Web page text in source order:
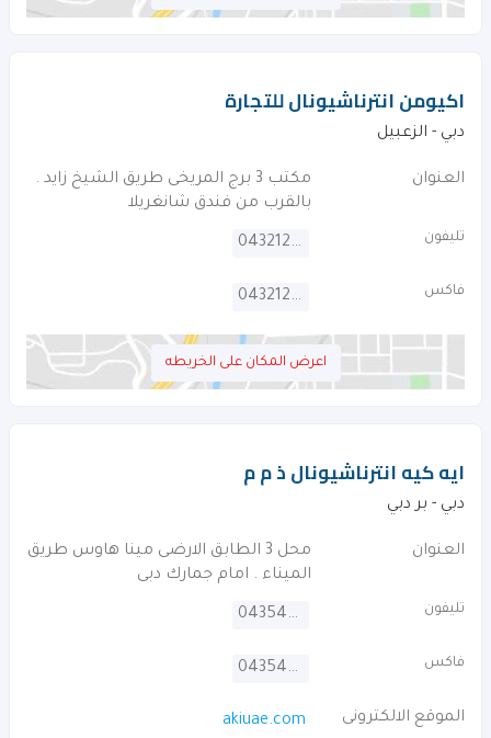
اكيومن انترناشيونال للتجارة
دبي - الزعبيل
العنوان
مكتب 3 برج المريخى طريق الشيخ زايد .
بالقرب من فندق شانغريلا
تليفون 043212381
فاكس 043212382
اعرض المكان على الخريطه
ايه كيه انترناشيونال ذ م م
دبي - بر دبي
العنوان
محل 3 الطابق الارضى مينا هاوس طريق
الميناء . امام جمارك دبى
تليفون 043544552
فاكس 043544559
الموقع الالكترونى akiuae.com